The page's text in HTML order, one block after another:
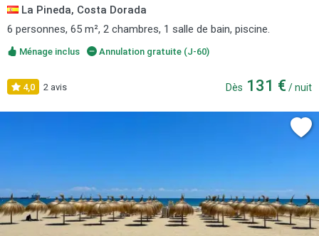
La Pineda, Costa Dorada
6 personnes, 65 m², 2 chambres, 1 salle de bain, piscine.
Ménage inclus Annulation gratuite (J-60)
4,0 2 avis Dès 131 € / nuit